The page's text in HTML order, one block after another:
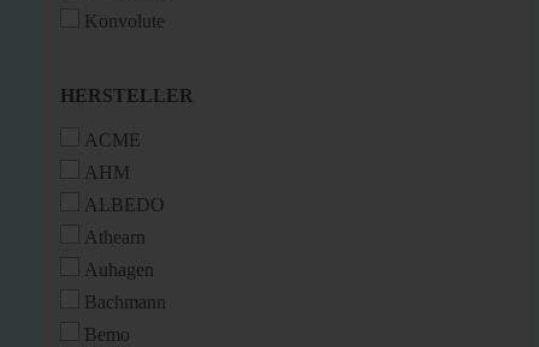
Konvolute
HERSTELLER
HERSTELLER
ACME
AHM
ALBEDO
Athearn
Auhagen
Bachmann
Bemo